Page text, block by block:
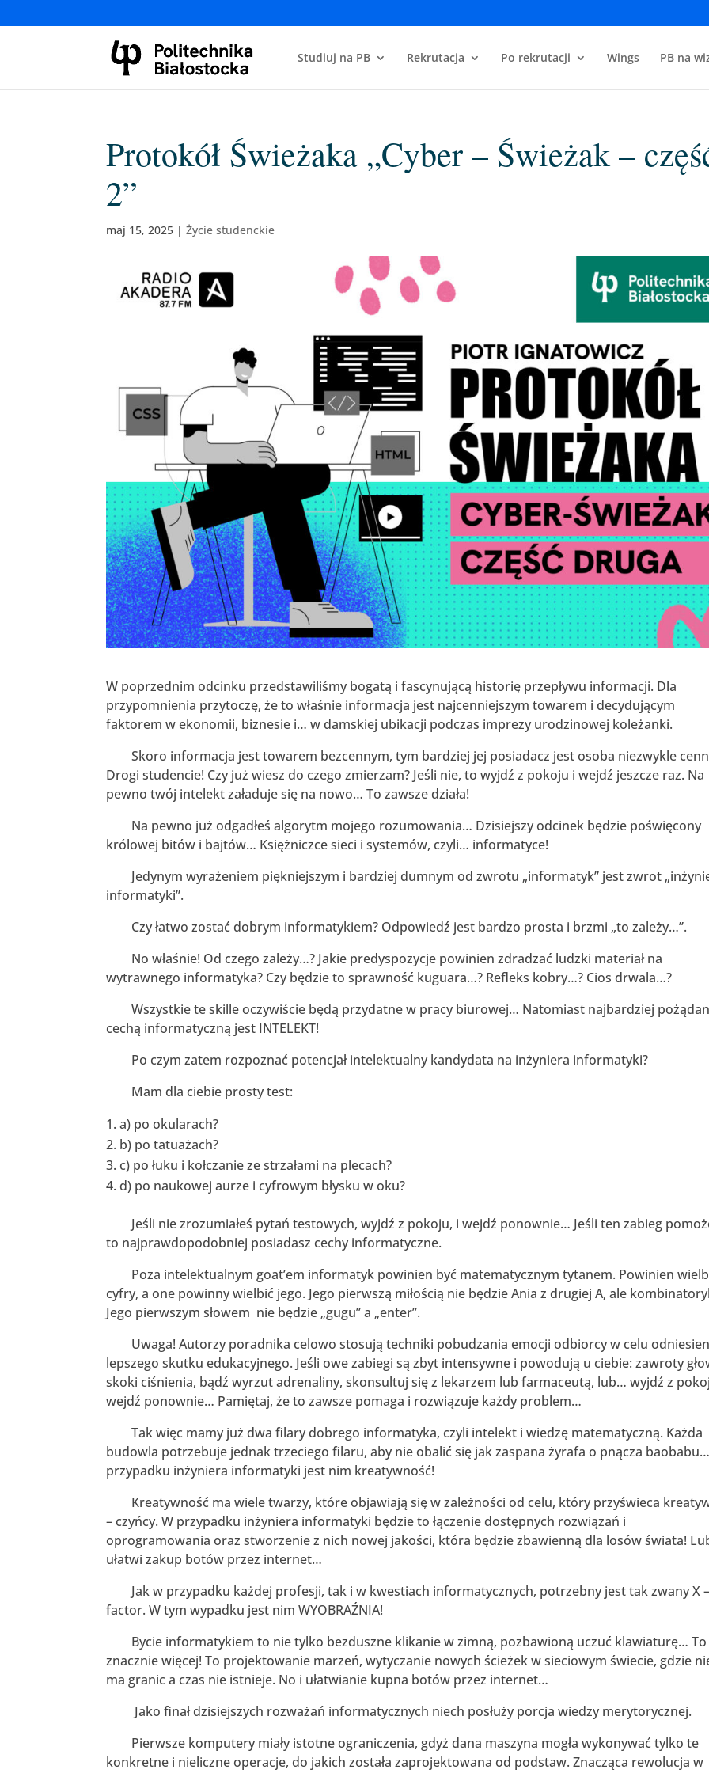
Studiuj na PB Rekrutacja Po rekrutacji Wings PB na
Protokół Świeżaka „Cyber – Świeżak –
2”
maj 15, 2025 |Życie studenckie
W poprzednim odcinku przedstawiliśmy bogatą i fascynującą historię przepływu informacji. Dla
przypomnienia przytoczę, że to właśnie informacja jest najcenniejszym towarem i decydującym
faktorem w ekonomii, biznesie i… w damskiej ubikacji podczas imprezy urodzinowej koleżanki.
Skoro informacja jest towarem bezcennym, tym bardziej jej posiadacz jest osoba niezwykle
Drogi studencie! Czy już wiesz do czego zmierzam? Jeśli nie, to wyjdź z pokoju i wejdź jeszcze raz. Na
pewno twój intelekt załaduje się na nowo… To zawsze działa!
Na pewno już odgadłeś algorytm mojego rozumowania… Dzisiejszy odcinek będzie poświęcony
królowej bitów i bajtów… Księżniczce sieci i systemów, czyli… informatyce!
Jedynym wyrażeniem piękniejszym i bardziej dumnym od zwrotu „informatyk” jest zwrot
informatyki”.
Czy łatwo zostać dobrym informatykiem? Odpowiedź jest bardzo prosta i brzmi „to zależy…”.
No właśnie! Od czego zależy…? Jakie predyspozycje powinien zdradzać ludzki materiał na
wytrawnego informatyka? Czy będzie to sprawność kuguara…? Refleks kobry…? Cios drwala…?
Wszystkie te skille oczywiście będą przydatne w pracy biurowej… Natomiast najbardziej
cechą informatyczną jest INTELEKT!
Po czym zatem rozpoznać potencjał intelektualny kandydata na inżyniera informatyki?
Mam dla ciebie prosty test:
a) po okularach?
b) po tatuażach?
c) po łuku i kołczanie ze strzałami na plecach?
d) po naukowej aurze i cyfrowym błysku w oku?
Jeśli nie zrozumiałeś pytań testowych, wyjdź z pokoju, i wejdź ponownie… Jeśli ten zabieg
to najprawdopodobniej posiadasz cechy informatyczne.
Poza intelektualnym goat’em informatyk powinien być matematycznym tytanem. Powinien
cyfry, a one powinny wielbić jego. Jego pierwszą miłością nie będzie Ania z drugiej A, ale
Jego pierwszym słowem nie będzie „gugu” a „enter”.
Uwaga! Autorzy poradnika celowo stosują techniki pobudzania emocji odbiorcy w celu
lepszego skutku edukacyjnego. Jeśli owe zabiegi są zbyt intensywne i powodują u ciebie: zawroty
skoki ciśnienia, bądź wyrzut adrenaliny, skonsultuj się z lekarzem lub farmaceutą, lub… wyjdź z
wejdź ponownie… Pamiętaj, że to zawsze pomaga i rozwiązuje każdy problem…
Tak więc mamy już dwa filary dobrego informatyka, czyli intelekt i wiedzę matematyczną. Każda
budowla potrzebuje jednak trzeciego filaru, aby nie obalić się jak zaspana żyrafa o pnącza
przypadku inżyniera informatyki jest nim kreatywność!
Kreatywność ma wiele twarzy, które objawiają się w zależności od celu, który przyświeca
– czyńcy. W przypadku inżyniera informatyki będzie to łączenie dostępnych rozwiązań i
oprogramowania oraz stworzenie z nich nowej jakości, która będzie zbawienną dla losów świata!
ułatwi zakup botów przez internet…
Jak w przypadku każdej profesji, tak i w kwestiach informatycznych, potrzebny jest tak zwany X –
factor. W tym wypadku jest nim WYOBRAŹNIA!
Bycie informatykiem to nie tylko bezduszne klikanie w zimną, pozbawioną uczuć klawiaturę… To
znacznie więcej! To projektowanie marzeń, wytyczanie nowych ścieżek w sieciowym świecie, gdzie
ma granic a czas nie istnieje. No i ułatwianie kupna botów przez internet…
Jako finał dzisiejszych rozważań informatycznych niech posłuży porcja wiedzy merytorycznej.
Pierwsze komputery miały istotne ograniczenia, gdyż dana maszyna mogła wykonywać tylko te
konkretne i nieliczne operacje, do jakich została zaprojektowana od podstaw. Znacząca rewolucja w